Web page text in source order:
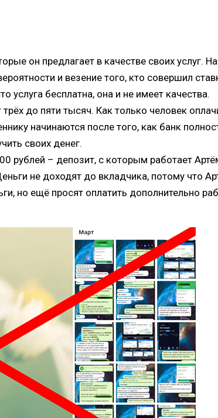
он предлагает в качестве своих услуг.
и везение того, кто совершил
услуга бесплатна, она и не имеет качества.
до пяти тысяч. Как только человек
начинаются после того, как банк
своих денег.
рублей – депозит, с которым работает
не доходят до вкладчика, потому что
но ещё просят оплатить дополнительно